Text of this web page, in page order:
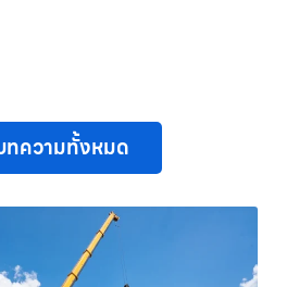
ทความทั้งหมด